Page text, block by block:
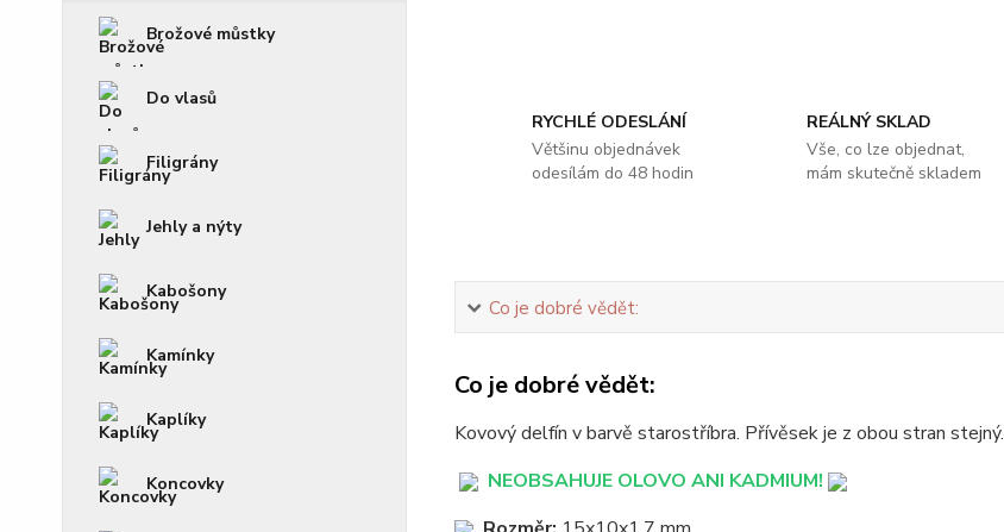
Brožové můstky
Do vlasů
Filigrány
Jehly a nýty
Kabošony
Kamínky
Kaplíky
Koncovky
RYCHLÉ ODESLÁNÍ
Většinu objednávek
odesílám do 48 hodin
REÁLNÝ SKLAD
Vše, co lze objednat,
mám skutečně skladem
Co je dobré vědět:
Co je dobré vědět:
Kovový delfín v barvě starostříbra. Přívěsek je z obou stran stejný.
NEOBSAHUJE OLOVO ANI KADMIUM!